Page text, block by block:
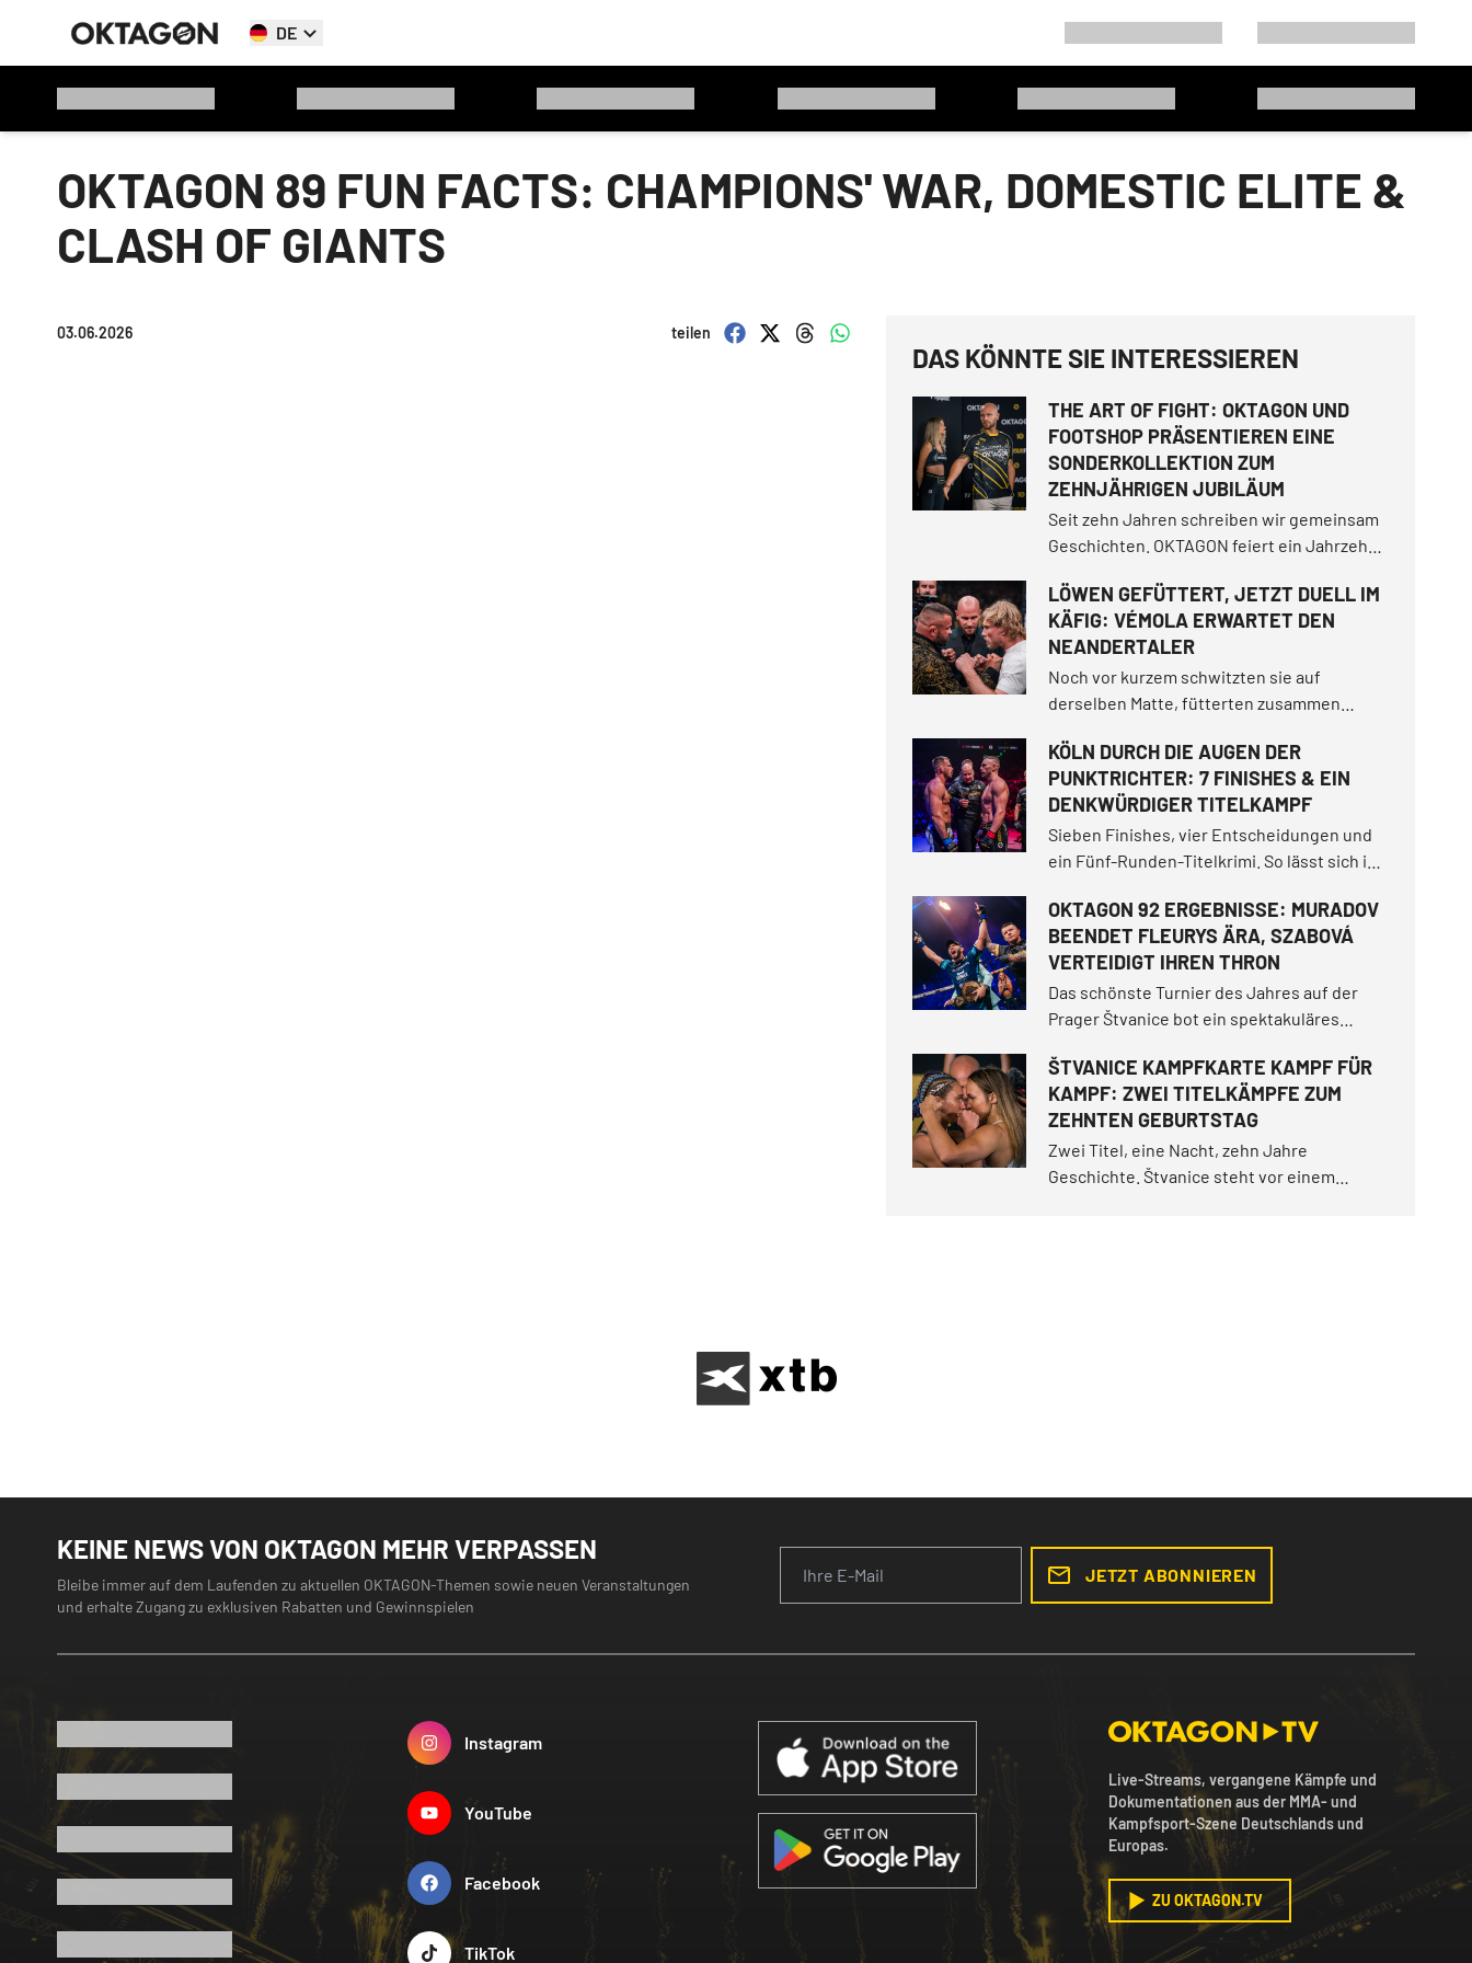
DE
OKTAGON 89 FUN FACTS: CHAMPIONS' WAR, DOMESTIC ELITE &
CLASH OF GIANTS
03.06.2026 teilen
DAS KÖNNTE SIE INTERESSIEREN
THE ART OF FIGHT: OKTAGON UND
FOOTSHOP PRÄSENTIEREN EINE
SONDERKOLLEKTION ZUM
ZEHNJÄHRIGEN JUBILÄUM
Seit zehn Jahren schreiben wir gemeinsam
Geschichten. OKTAGON feiert ein Jahrzehnt
Kämpfe und Momente, in denen wir unserer
Angst ins Auge geblickt haben.
LÖWEN GEFÜTTERT, JETZT DUELL IM
KÄFIG: VÉMOLA ERWARTET DEN
NEANDERTALER
Noch vor kurzem schwitzten sie auf
derselben Matte, fütterten zusammen
Freunde. Jetzt treffen sie im Käfig
aufeinander. Karlos „Terminator“ Vémola riss
sich im vergangenen Juni die Jahrhundert-
Trilogie unter den Nagel.
KÖLN DURCH DIE AUGEN DER
PUNKTRICHTER: 7 FINISHES & EIN
DENKWÜRDIGER TITELKAMPF
Sieben Finishes, vier Entscheidungen und
ein Fünf-Runden-Titelkrimi. So lässt sich in
ausverkaufte Lanxess Arena in Köln am 11.
Juli servierte.
OKTAGON 92 ERGEBNISSE: MURADOV
BEENDET FLEURYS ÄRA, SZABOVÁ
VERTEIDIGT IHREN THRON
Das schönste Turnier des Jahres auf der
Prager Štvanice bot ein spektakuläres
Sommernacht sorgte Makhmud Muradov für
einen historischen Moment, als er Will
Fleury spektakulär ausknockte.
ŠTVANICE KAMPFKARTE KAMPF FÜR
KAMPF: ZWEI TITELKÄMPFE ZUM
ZEHNTEN GEBURTSTAG
Zwei Titel, eine Nacht, zehn Jahre
Geschichte. Štvanice steht vor einem
KEINE NEWS VON OKTAGON MEHR VERPASSEN
Bleibe immer auf dem Laufenden zu aktuellen OKTAGON-Themen sowie neuen Veranstaltungen
und erhalte Zugang zu exklusiven Rabatten und Gewinnspielen
JETZT ABONNIEREN
Instagram
YouTube
Facebook
TikTok
Live-Streams, vergangene Kämpfe und
Dokumentationen aus der MMA- und
Kampfsport-Szene Deutschlands und
Europas.
ZU OKTAGON.TV